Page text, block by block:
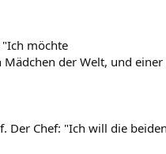
"Ich möchte
der Welt, und
Der Chef: "Ich will die